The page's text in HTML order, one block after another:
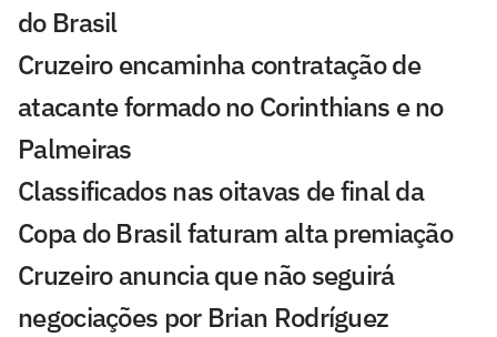
do Brasil
Cruzeiro encaminha contratação de
atacante formado no Corinthians e no
Palmeiras
Classificados nas oitavas de final da
Copa do Brasil faturam alta premiação
Cruzeiro anuncia que não seguirá
negociações por Brian Rodríguez